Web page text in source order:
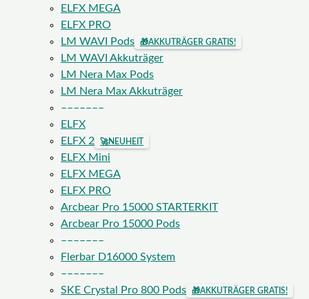
ELFX MEGA
ELFX PRO
LM WAVI Pods
🎁AKKUTRÄGER GRATIS!
LM WAVI Akkuträger
LM Nera Max Pods
LM Nera Max Akkuträger
–––––––
ELFX
ELFX 2
🚀NEUHEIT
ELFX Mini
ELFX MEGA
ELFX PRO
Arcbear Pro 15000 STARTERKIT
Arcbear Pro 15000 Pods
–––––––
Flerbar D16000 System
–––––––
SKE Crystal Pro 800 Pods
🎁AKKUTRÄGER GRATIS!